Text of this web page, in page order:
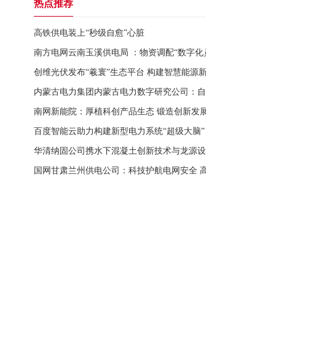
热点推荐
高铁供电装上“秒级自愈”心脏
南方电网云南玉溪供电局 ：物资调配“数字化员工”上岗
创维光伏发布“羲寰”生态平台 构建智慧能源新生态
内蒙古电力集团内蒙古电力数字研究公司：自治区电力行业首个数据产
南网新能院：厚植科创产品生态 锻造创新发展引擎
百度智能云助力构建新型电力系统“超级大脑”
华清纳固公司携水下混凝土创新技术与龙源设计研究院共探海洋工程应
国网甘肃兰州供电公司：科技护航电网安全 高效应对天气变化